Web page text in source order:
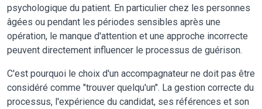
psychologique du patient. En particulier chez les personnes
âgées ou pendant les périodes sensibles après une
opération, le manque d'attention et une approche incorrecte
peuvent directement influencer le processus de guérison.
C'est pourquoi le choix d'un accompagnateur ne doit pas être
considéré comme "trouver quelqu'un". La gestion correcte du
processus, l'expérience du candidat, ses références et son